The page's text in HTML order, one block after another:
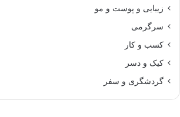
زیبایی و پوست و مو
سرگرمی
کسب و کار
کیک و دسر
گردشگری و سفر